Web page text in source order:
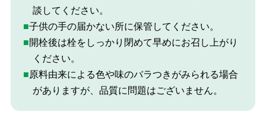
談してください。
■子供の手の届かない所に保管してください。
■開栓後は栓をしっかり閉めて早めにお召し上がり
ください。
■原料由来による色や味のバラつきがみられる場合
がありますが、品質に問題はございません。